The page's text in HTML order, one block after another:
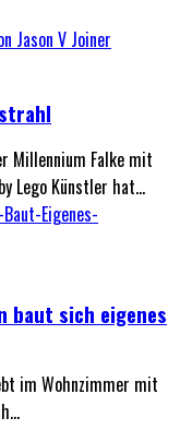
Millennium Falke mit
Lego Künstler hat...
baut sich eigenes
im Wohnzimmer mit